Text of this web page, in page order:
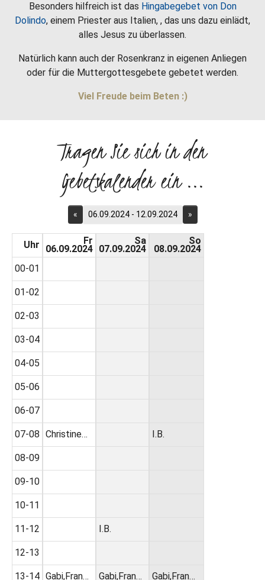
Besonders hilfreich ist das Hingabegebet von Don
Dolindo, einem Priester aus Italien, , das uns dazu einlädt,
alles Jesus zu überlassen.
Natürlich kann auch der Rosenkranz in eigenen Anliegen
oder für die Muttergottesgebete gebetet werden.
Viel Freude beim Beten :)
Tragen Sie sich in den
Gebetskalender ein ...
« 06.09.2024 - 12.09.2024 »
Uhr
00-01
01-02
02-03
03-04
04-05
05-06
06-07
07-08
08-09
09-10
10-11
11-12
12-13
13-14
Fr
06.09.2024
Christine…
Gabi,Fran…
Sa
07.09.2024
I.B.
Gabi,Fran…
So
08.09.2024
I.B.
Gabi,Fran…